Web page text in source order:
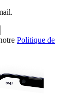
Politique de